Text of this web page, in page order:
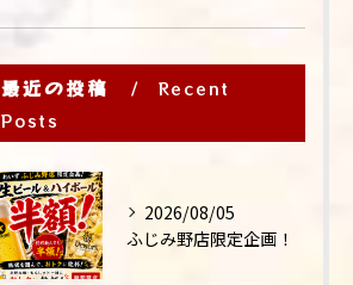
最近の投稿
Recent
Posts
2026/08/05
ふじみ野店限定企画！